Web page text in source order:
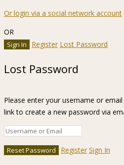
Or login via a social network account
OR
Register Lost Password
Lost Password
Please enter your username or
link to create a new password via
Register Sign In